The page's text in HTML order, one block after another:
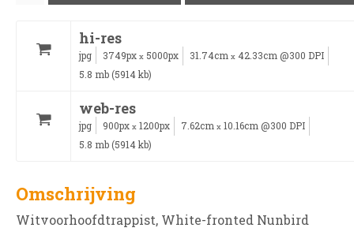
hi-res
jpg 3749px x 5000px 31.74cm x 42.33cm @300 DPI
5.8 mb (5914 kb)
web-res
jpg 900px x 1200px 7.62cm x 10.16cm @300 DPI
5.8 mb (5914 kb)
Omschrijving
Witvoorhoofdtrappist, White-fronted Nunbird